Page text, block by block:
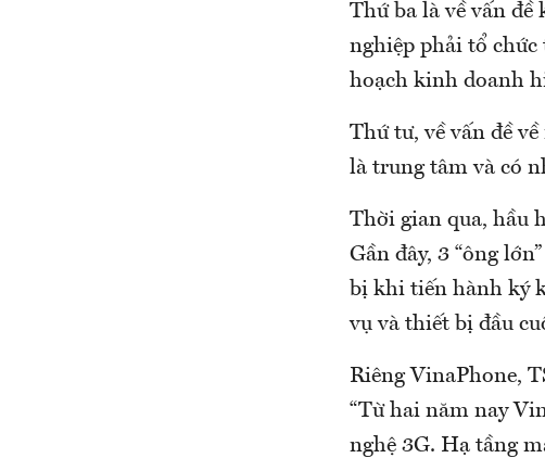
Thứ ba là về vấn
nghiệp phải tổ chức
hoạch kinh doanh
Thứ tư, về vấn đề
là trung tâm và có
Thời gian qua, hầu
Gần đây, 3 “ông
bị khi tiến hành ký
vụ và thiết bị đầu
Riêng VinaPhone,
“Từ hai năm nay
nghệ 3G. Hạ tầng